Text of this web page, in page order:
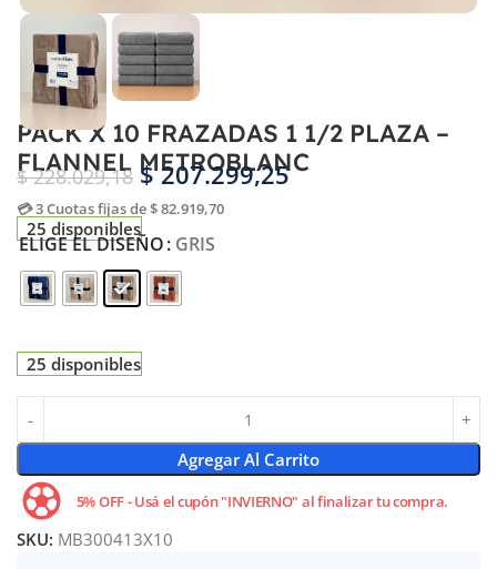
PACK X 10 FRAZADAS 1 1/2 PLAZA –
FLANNEL METROBLANC
$228.029,18 $207.299,25
💳 3 Cuotas fijas de $ 82.919,70
25 disponibles
ELIGE EL DISEÑO GRIS
25 disponibles
Agregar Al Carrito
5% OFF - Usá el cupón "INVIERNO" al finalizar tu compra.
SKU: MB300413X10